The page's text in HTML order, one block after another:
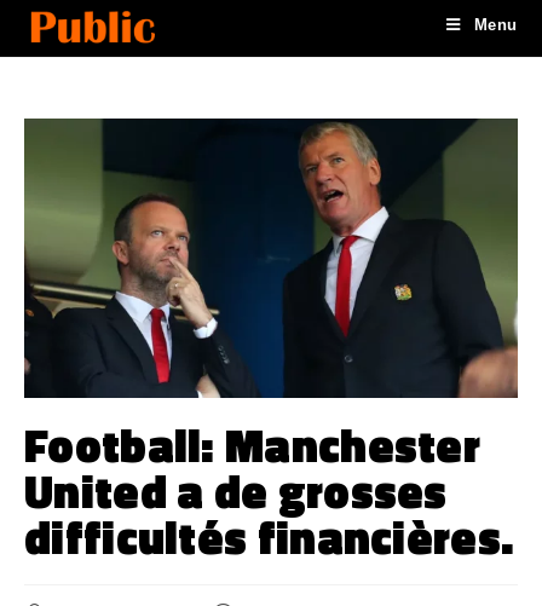
Menu
Football: Manchester
United a de grosses
difficultés financières.